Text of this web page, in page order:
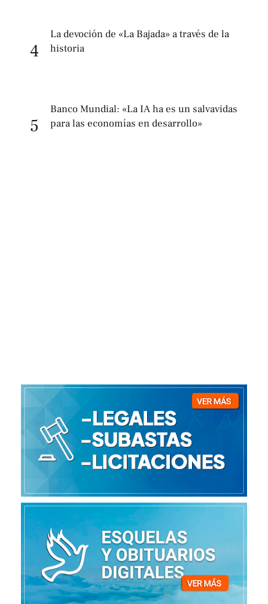
4
La devoción de «La Bajada» a través de la
historia
5
Banco Mundial: «La IA ha es un salvavidas
para las economías en desarrollo»